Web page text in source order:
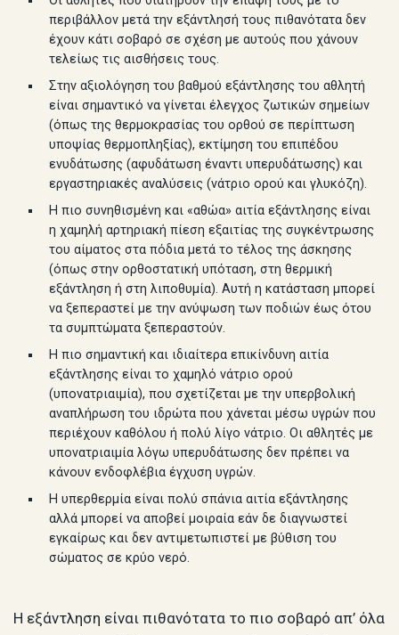
περιβάλλον μετά την εξάντλησή τους πιθανότατα δεν
έχουν κάτι σοβαρό σε σχέση με αυτούς που χάνουν
τελείως τις αισθήσεις τους.
Στην αξιολόγηση του βαθμού εξάντλησης του αθλητή
είναι σημαντικό να γίνεται έλεγχος ζωτικών σημείων
(όπως της θερμοκρασίας του ορθού σε περίπτωση
υποψίας θερμοπληξίας), εκτίμηση του επιπέδου
ενυδάτωσης (αφυδάτωση έναντι υπερυδάτωσης) και
εργαστηριακές αναλύσεις (νάτριο ορού και γλυκόζη).
Η πιο συνηθισμένη και «αθώα» αιτία εξάντλησης είναι
η χαμηλή αρτηριακή πίεση εξαιτίας της συγκέντρωσης
του αίματος στα πόδια μετά το τέλος της άσκησης
(όπως στην ορθοστατική υπόταση, στη θερμική
εξάντληση ή στη λιποθυμία). Αυτή η κατάσταση μπορεί
να ξεπεραστεί με την ανύψωση των ποδιών έως ότου
τα συμπτώματα ξεπεραστούν.
Η πιο σημαντική και ιδιαίτερα επικίνδυνη αιτία
εξάντλησης είναι το χαμηλό νάτριο ορού
(υπονατριαιμία), που σχετίζεται με την υπερβολική
αναπλήρωση του ιδρώτα που χάνεται μέσω υγρών που
περιέχουν καθόλου ή πολύ λίγο νάτριο. Οι αθλητές με
υπονατριαιμία λόγω υπερυδάτωσης δεν πρέπει να
κάνουν ενδοφλέβια έγχυση υγρών.
Η υπερθερμία είναι πολύ σπάνια αιτία εξάντλησης
αλλά μπορεί να αποβεί μοιραία εάν δε διαγνωστεί
εγκαίρως και δεν αντιμετωπιστεί με βύθιση του
σώματος σε κρύο νερό.
Η εξάντληση είναι πιθανότατα το πιο σοβαρό απ’ όλα